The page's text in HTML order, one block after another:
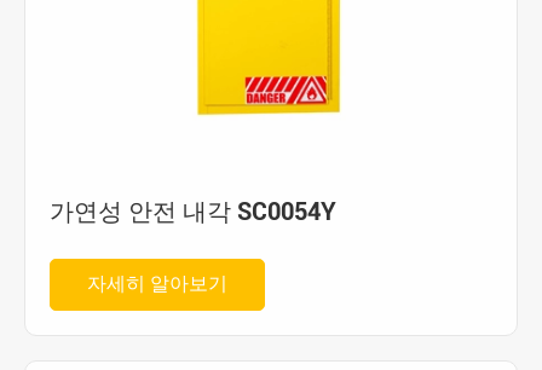
가연성 안전 내각 SC0054Y
자세히 알아보기